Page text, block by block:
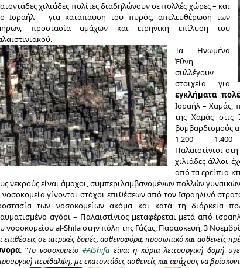
χιλιάδες πολίτες διαδηλώνουν σε πολλές χώρες – και
Ισραήλ – για κατάπαυση του πυρός, απελευθέρωση των
προστασία αμάχων και ειρηνική επίλυση του
Τα Ηνωμένα
Έθνη
συλλέγουν
στοιχεία για
εγκλήματα
Ισραήλ – Χαμάς,
της Χαμάς στις
βομβαρδισμούς
1.200 – 1.400
Παλαιστίνιοι
χιλιάδες άλλοι
από τα ερείπια
νεκρούς είναι άμαχοι, συμπεριλαμβανομένων πολλών
νοσοκομεία γίνονται στόχοι επιθέσεων από τον Ισραηλινό
των νοσοκομείων ακόμα και κατά τη διάρκεια
αγόρι – Παλαιστίνιος μεταφέρεται μετά από
νοσοκομείου al-Shifa στην πόλη της Γάζας, Παρασκευή, 3
επιθέσεις σε ιατρικές δομές, ασθενοφόρα, προσωπικό και ασθενείς
. “Το νοσοκομείο#AlShifa είναι η κύρια λειτουργική δομή
περίθαλψη, με εκατοντάδες ασθενείς και αμάχους να